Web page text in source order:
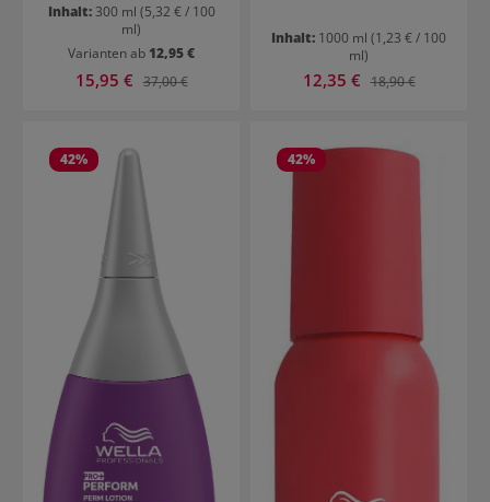
Inhalt: 300 ml (5,32 € / 100
ml)
Varianten ab 12,95 €
Verkaufspreis:
15,95 € Regulärer Preis:
37,00 €
Inhalt: 1000 ml (1,23 € / 100
ml)
Verkaufspreis:
12,35 € Regulärer Preis:
18,90 €
42% 42%